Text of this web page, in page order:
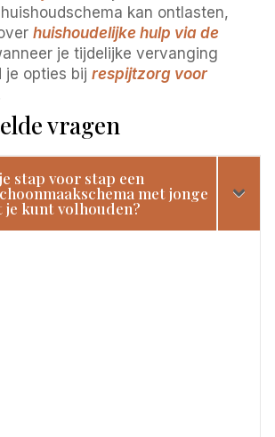
kan ontlasten,
huishoudelijke hulp via de
je tijdelijke vervanging
je opties bijrespijtzorg voor
vragen
stap voor stap een
met jonge
kunt volhouden?